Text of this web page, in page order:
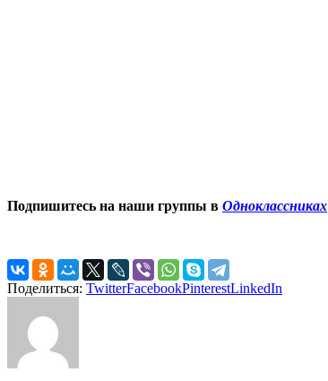
Подпишитесь на наши группы в Одноклассниках
Поделиться: TwitterFacebookPinterestLinkedIn